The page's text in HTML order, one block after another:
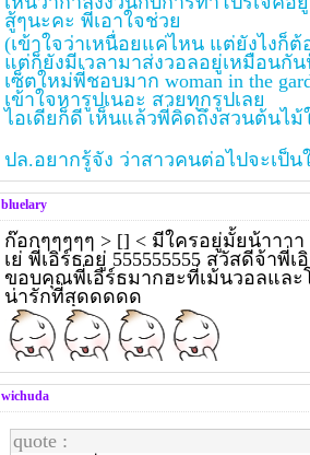
สู้ๆนะคะ พี่เอาใจช่วย
(เข้าใจว่าเหนื่อยแค่ไหน แต่ยังไงก็
แต่ก็ยังมีเวลามาส่งวอลอยู่เหมือนกั
เซ็ตใหม่พี่ชอบมาก woman in the
เข้าใจหารูปเนอะ สวยทุกรูปเลย
ไอเดียก็ดี เห็นแล้วพี่คิดถึงสวนต้นไ
ปล.อยากรู้จัง ว่าสาวคนต่อไปจะเป็
bluelary
ก๊อกๆๆๆๆๆ > [] < มีใครอยู่มั้ยน้าาาา
เย่ พี่เอิร์ธอยู่ 555555555 สวัสดีจ้าพี่เ
ขอบคุณพี่เอิร์ธมากฮะที่เม้นวอลและ
น่ารักที่สุดดดดด
wichuda
quote :